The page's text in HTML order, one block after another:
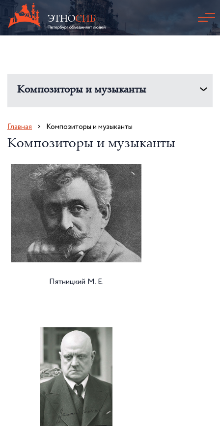
Композиторы и музыканты
Главная Композиторы и музыканты
Композиторы и музыканты
Пятницкий М. Е.